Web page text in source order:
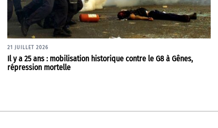
21 JUILLET 2026
Il y a 25 ans : mobilisation historique contre le G8 à Gênes,
répression mortelle